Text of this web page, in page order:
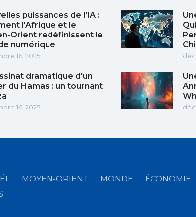
puissances de l'IA :
l'Afrique et le
Orient redéfinissent le
numérique
16, 2025
dramatique d'un
du Hamas : un tournant
16, 2025
MOYEN-ORIENT MONDE
ÉCONOMIE